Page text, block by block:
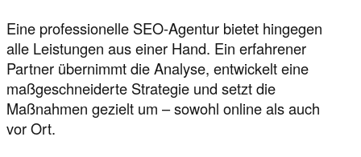
Eine professionelle SEO-Agentur bietet hingegen
alle Leistungen aus einer Hand. Ein erfahrener
Partner übernimmt die Analyse, entwickelt eine
maßgeschneiderte Strategie und setzt die
Maßnahmen gezielt um – sowohl online als auch
vor Ort.